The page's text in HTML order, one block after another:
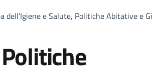
dell’Igiene e Salute, Politiche Abitative e